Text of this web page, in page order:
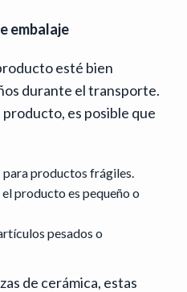
embalaje
esté bien
durante el transporte.
es posible que
para productos frágiles.
el producto es pequeño o
pesados o
de cerámica, estas